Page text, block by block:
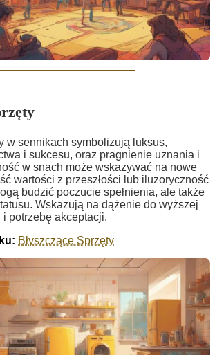
w sennikach symbolizują luksus,
i sukcesu, oraz pragnienie uznania i
w snach może wskazywać na nowe
wartości z przeszłości lub iluzoryczność
budzić poczucie spełnienia, ale także
Wskazują na dążenie do wyższej
i potrzebę akceptacji.
Błyszczące Sprzęty